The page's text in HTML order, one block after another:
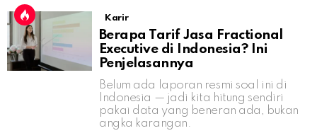
Karir
Berapa Tarif Jasa Fractional
Executive di Indonesia? Ini
Penjelasannya
Belum ada laporan resmi soal ini di
Indonesia — jadi kita hitung sendiri
pakai data yang beneran ada, bukan
angka karangan.